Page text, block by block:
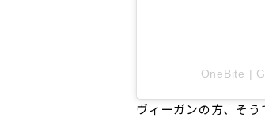
OneBite |
ヴィーガンの方、そ